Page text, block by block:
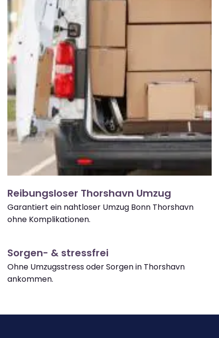
Reibungsloser Thorshavn Umzug
Garantiert ein nahtloser Umzug Bonn Thorshavn
ohne Komplikationen.
Sorgen- & stressfrei
Ohne Umzugsstress oder Sorgen in Thorshavn
ankommen.